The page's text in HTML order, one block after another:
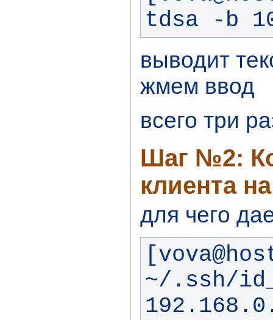
tdsa -b
выводит
жмем ввод
всего три
Шаг №2:
клиента
для чего
~/.ssh/